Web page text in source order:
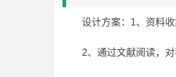
设计方案：1、资料
2、通过文献阅读，